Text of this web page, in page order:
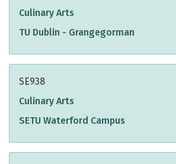
Culinary Arts
TU Dublin - Grangegorman
SE938
Culinary Arts
SETU Waterford Campus